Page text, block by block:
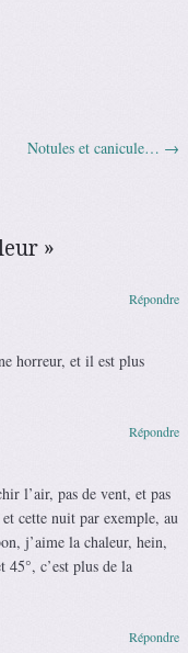
Notules et canicule… →
»
horreur, et il est plus
Répondre
l’air, pas de vent, et pas
cette nuit par exemple, au
j’aime la chaleur, hein,
45°, c’est plus de la
Répondre
Répondre